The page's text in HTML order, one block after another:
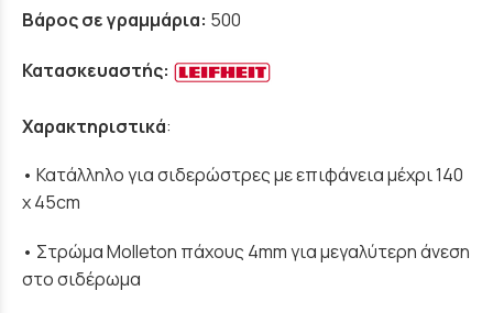
Βάρος σε γραμμάρια: 500
Κατασκευαστής:
Χαρακτηριστικά:
• Κατάλληλο για σιδερώστρες με επιφάνεια μέχρι 140
x 45cm
• Στρώμα Molleton πάχους 4mm για μεγαλύτερη άνεση
στο σιδέρωμα